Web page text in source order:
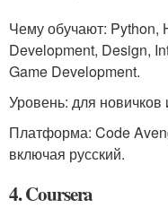
Чему обучают: Python,
Development, Design,
Game Development.
Уровень: для новичков
Платформа: Code
включая русский.
4. Coursera